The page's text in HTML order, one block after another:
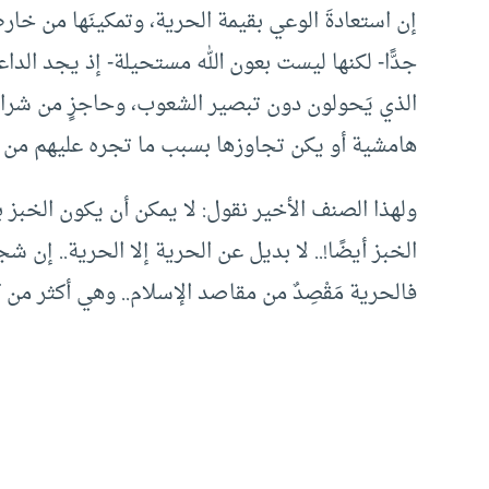
إن استعادةَ الوعي بقيمة الحرية، وتمكينَها من
جدًّا- لكنها ليست بعون الله مستحيلة- إذ يجد
الذي يَحولون دون تبصير الشعوب، وحاجزٍ من
هامشية أو يكن تجاوزها بسبب ما تجره عليهم
ولهذا الصنف الأخير نقول: لا يمكن أن يكون
الخبز أيضًا!.. لا بديل عن الحرية إلا الحرية.. إن
فالحرية مَقْصِدٌ من مقاصد الإسلام.. وهي أكثر من